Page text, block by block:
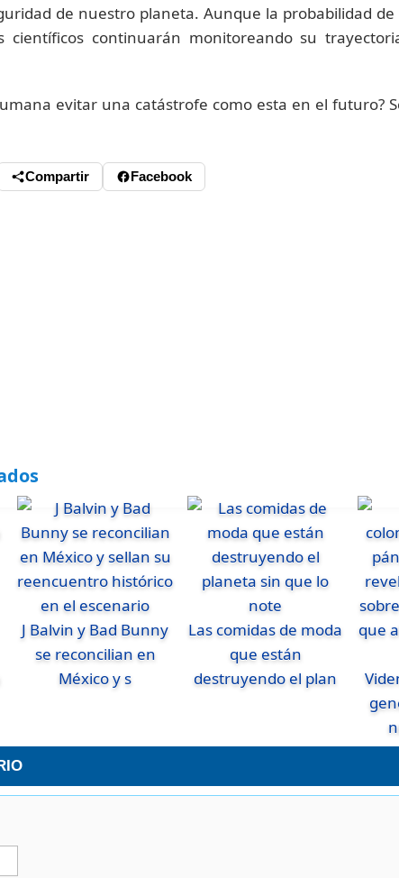
de nuestro planeta. Aunque la probabilidad
científicos continuarán monitoreando su
evitar una catástrofe como esta en el futuro?
Compartir Facebook
J Balvin y Bad Bunny
se reconcilian en
México y s
Las comidas de moda
que están
destruyendo el plan